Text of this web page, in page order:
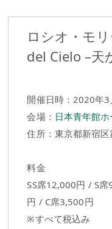
ロシオ・モ
del Cielo –天
開催日時：2020年
会場： 日本青年館
住所：東京都新宿
料金
SS席12,000円 / S
円 / C席3,500円
※すべて税込み